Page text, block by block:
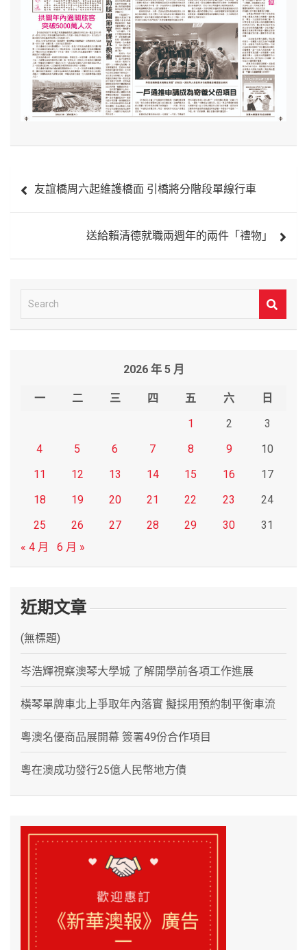
章
友誼橋周六起維護橋面 引橋將分階段單線行車
送給賴清德就職兩週年的兩件「禮物」
e
2026 年 5 月
一 二 三 四 五 六
日
1
2
3
4
5 6 7 8 9
10
11
12 13 14 15 16
17
18
19 20 21 22 23
24
25
26 27 28 29 30
31
« 4 月
6 月 »
近期文章
(無標題)
岑浩輝視察澳琴大學城 了解開學前各項工作進展
橫琴單牌車北上爭取年內落實 擬採用預約制平衡車流
粵澳名優商品展開幕 簽署49份合作項目
粵在澳成功發行25億人民幣地方債